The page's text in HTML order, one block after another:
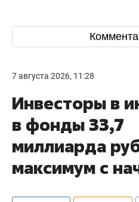
7 августа 2026, 11:28
Инвесторы в
в фонды 33,7
миллиарда
максимум с